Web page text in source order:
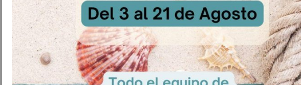
Azúcar glass 10kg
A Consultar